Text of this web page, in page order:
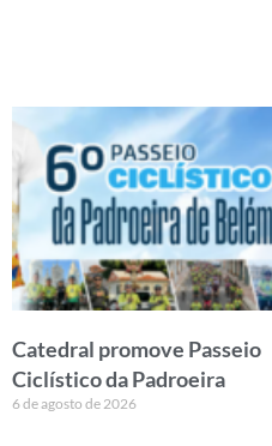
Catedral promove Passeio
Ciclístico da Padroeira
6 de agosto de 2026